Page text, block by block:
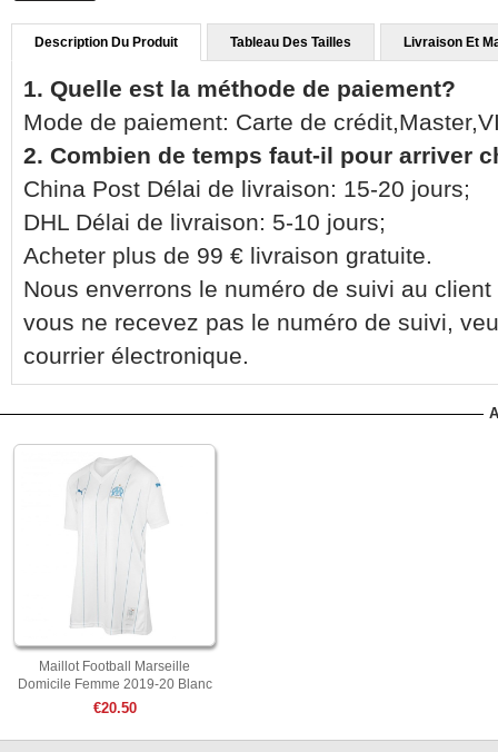
Description Du Produit Tableau Des Tailles Livraison Et
1. Quelle est la méthode de paiement?
Mode de paiement: Carte de
2. Combien de temps faut-il pour arriver
China Post Délai de livraison: 15-20 jours;
DHL Délai de livraison: 5-10 jours;
Acheter plus de 99 € livraison gratuite.
Nous enverrons le numéro de suivi au
vous ne recevez pas le numéro de suivi,
courrier électronique.
Maillot Football Marseille
Domicile Femme 2019-20 Blanc
€20.50